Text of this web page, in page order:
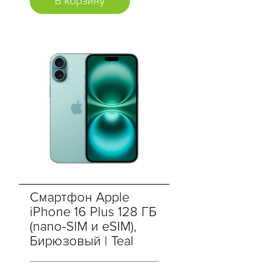
Смартфон Apple
iPhone 16 Plus 128 ГБ
(nano-SIM и eSIM),
Бирюзовый | Teal